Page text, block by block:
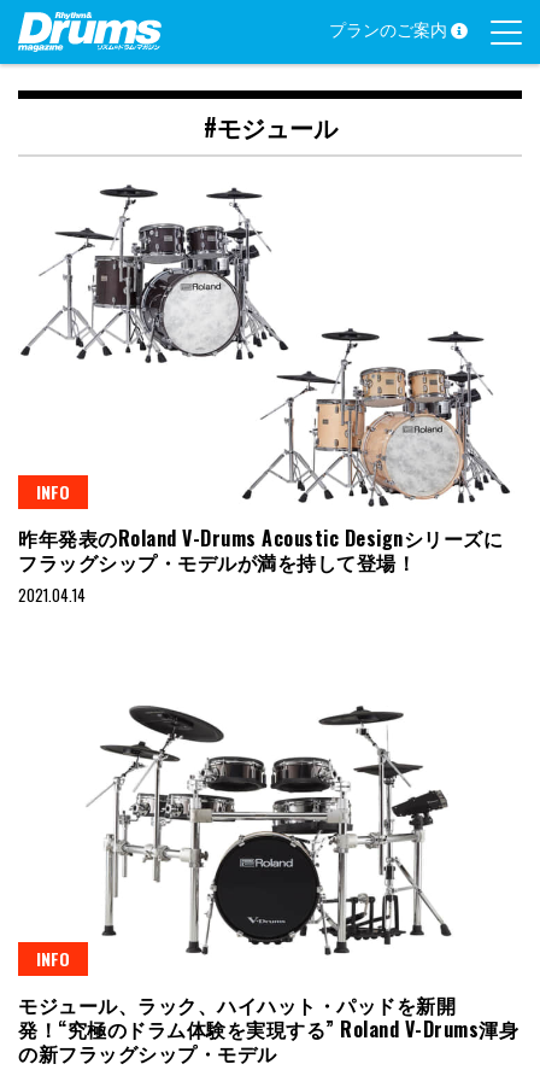
Skip
content
プランのご案内
#モジュール
INFO
昨年発表のRoland V-Drums Acoustic Designシリーズに
フラッグシップ・モデルが満を持して登場！
2021.04.14
INFO
モジュール、ラック、ハイハット・パッドを新開
発！“究極のドラム体験を実現する” Roland V-Drums渾身
の新フラッグシップ・モデル